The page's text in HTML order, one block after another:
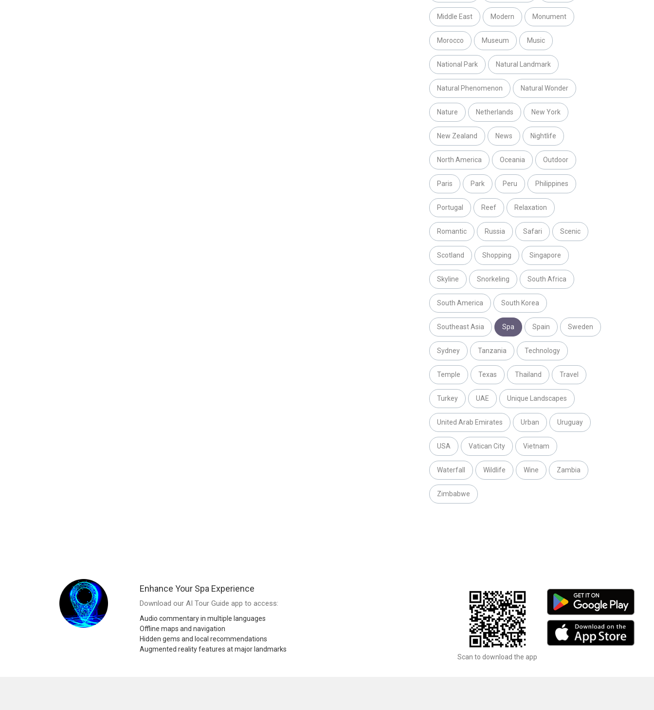
Middle East Modern Monument
Morocco Museum Music
National Park Natural Landmark
Natural Phenomenon Natural Wonder
Nature Netherlands New York
New Zealand News Nightlife
North America Oceania Outdoor
Paris Park Peru Philippines
Portugal Reef Relaxation
Romantic Russia Safari Scenic
Scotland Shopping Singapore
Skyline Snorkeling South Africa
South America South Korea
Southeast Asia Spa Spain Sweden
Sydney Tanzania Technology
Temple Texas Thailand Travel
Turkey UAE Unique Landscapes
United Arab Emirates Urban Uruguay
USA Vatican City Vietnam
Waterfall Wildlife Wine Zambia
Zimbabwe
Enhance Your Spa Experience
Download our AI Tour Guide app to access:
Audio commentary in multiple languages
Offline maps and navigation
Hidden gems and local recommendations
Augmented reality features at major landmarks
Scan to download the app